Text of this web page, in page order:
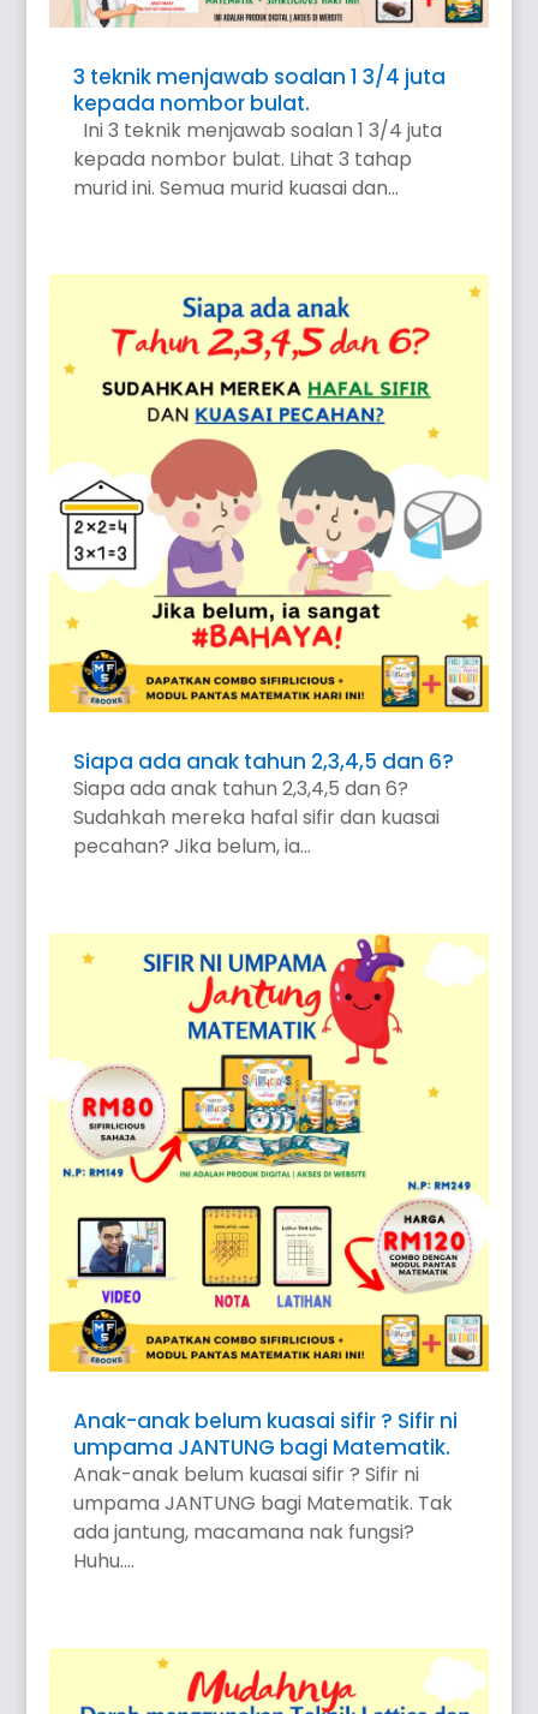
3 teknik menjawab soalan 1 3/4 juta
kepada nombor bulat.
Ini 3 teknik menjawab soalan 1 3/4 juta
kepada nombor bulat. Lihat 3 tahap
murid ini. Semua murid kuasai dan...
Siapa ada anak tahun 2,3,4,5 dan 6?
Siapa ada anak tahun 2,3,4,5 dan 6?
Sudahkah mereka hafal sifir dan kuasai
pecahan? Jika belum, ia...
Anak-anak belum kuasai sifir ? Sifir ni
umpama JANTUNG bagi Matematik.
Anak-anak belum kuasai sifir ? Sifir ni
umpama JANTUNG bagi Matematik. Tak
ada jantung, macamana nak fungsi?
Huhu....